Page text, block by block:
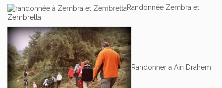
Randonnée Zembra et
Zembretta
Randonner a Ain Drahem